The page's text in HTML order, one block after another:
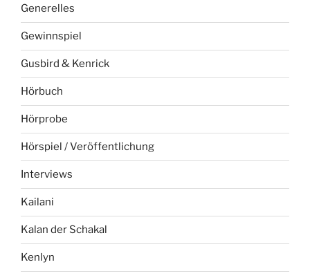
Generelles
Gewinnspiel
Gusbird & Kenrick
Hörbuch
Hörprobe
Hörspiel / Veröffentlichung
Interviews
Kailani
Kalan der Schakal
Kenlyn